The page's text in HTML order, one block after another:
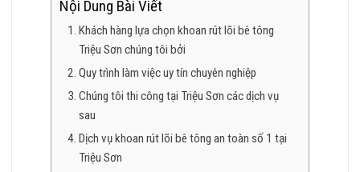
Nội Dung Bài Viết
Khách hàng lựa chọn khoan rút lõi bê tông
Triệu Sơn chúng tôi bởi
Quy trình làm việc uy tín chuyên nghiệp
Chúng tôi thi công tại Triệu Sơn các dịch vụ
sau
Dịch vụ khoan rút lõi bê tông an toàn số 1 tại
Triệu Sơn